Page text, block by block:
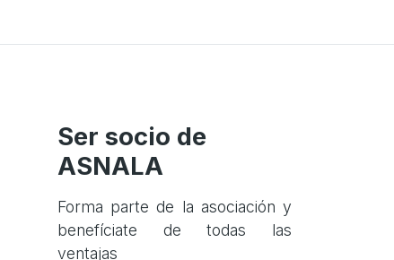
Ser socio de
ASNALA
Forma parte de la asociación y
benefíciate de todas las
ventajas